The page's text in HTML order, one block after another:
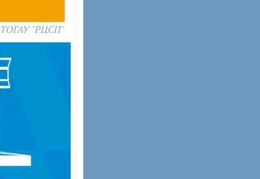
ТОГАУ "РЦСП"